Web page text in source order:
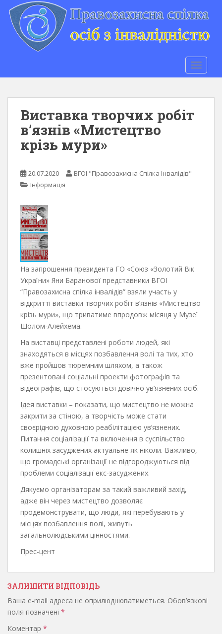
Виставка творчих робіт
в’язнів «Мистецтво
крізь мури»
20.07.2020
ВГОІ "Правозахисна Спілка Інвалідів"
Інформація
На запрошення президента ГО «Союз «Золотий Вік
України» Яни Баранової представники ВГОІ
“Правозахисна спілка інвалідів” взяли участь у
відкритті виставки творчих робіт в’язнів «Мистецтво
крізь мури», що триватиме впродовж місяця у Музеї
Шолом-Алейхема.
На виставці представлені роботи людей, які
знаходяться в місцях позбавлення волі та тих, хто
вже пройшов тюремним шляхом, а також
презентовані соціальні проекти фотографів та
відеографів, що стосуються довічно ув’язнених осіб.
Ідея виставки – показати, що мистецтво не можна
закрити за стіною, а творчість може стати
своєрідною духовною реабілітацією ув’язнених.
Питання соціалізації та включення в суспільство
колишніх засуджених актуальне як ніколи. Важливо,
що громадські організації не відгороджуються від
проблеми соціалізації екс-засуджених.
Дякуємо організаторам за такий важливий захід,
адже він через мистецтво дозволяє
продемонструвати, що люди, які перебувають у
місцях позбавлення волі, живуть
загальнолюдськими цінностями.
Прес-цент
ЗАЛИШИТИ ВІДПОВІДЬ
Ваша e-mail адреса не оприлюднюватиметься. Обов’язкові
поля позначені *
Коментар *